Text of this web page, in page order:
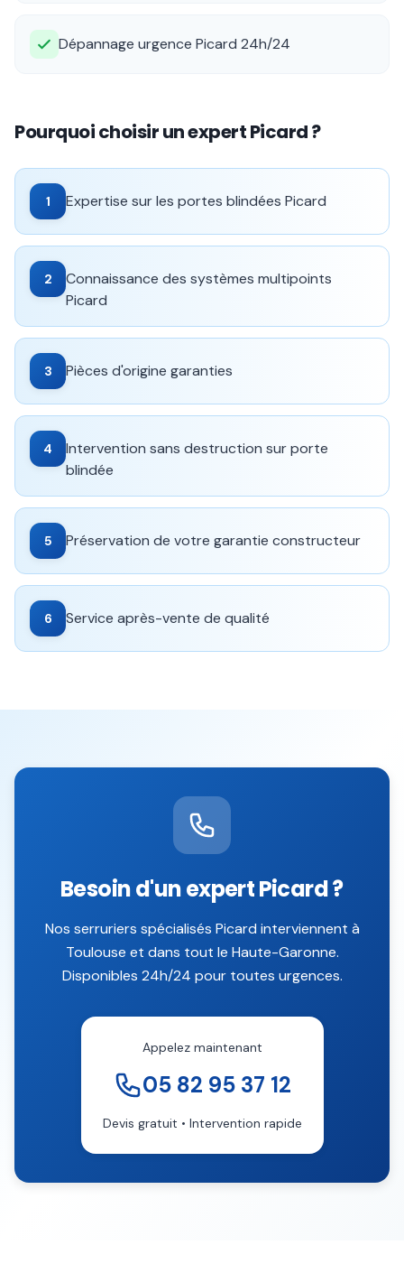
Dépannage urgence Picard 24h/24
Pourquoi choisir un expert Picard ?
1 Expertise sur les portes blindées Picard
2
Connaissance des systèmes multipoints
Picard
3 Pièces d'origine garanties
4
Intervention sans destruction sur porte
blindée
5 Préservation de votre garantie constructeur
6 Service après-vente de qualité
Besoin d'un expertPicard?
Nos serruriers spécialisés Picard interviennent à
Toulouse et dans tout le Haute-Garonne.
Disponibles 24h/24 pour toutes urgences.
Appelez maintenant
05 82 95 37 12
Devis gratuit • Intervention rapide